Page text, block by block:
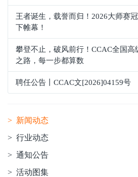
王者诞生，载誉而归！2026大师赛
下帷幕！
攀登不止，破风前行！CCAC全国高
之路，每一步都算数
聘任公告丨CCAC文[2026]04159号
> 新闻动态
> 行业动态
> 通知公告
> 活动图集